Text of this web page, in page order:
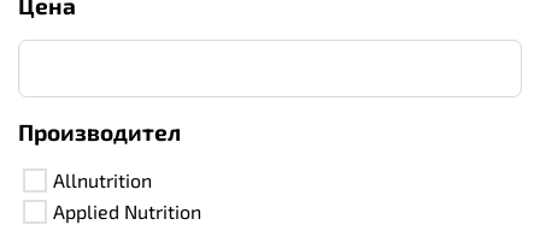
Производител
Allnutrition
Applied Nutrition